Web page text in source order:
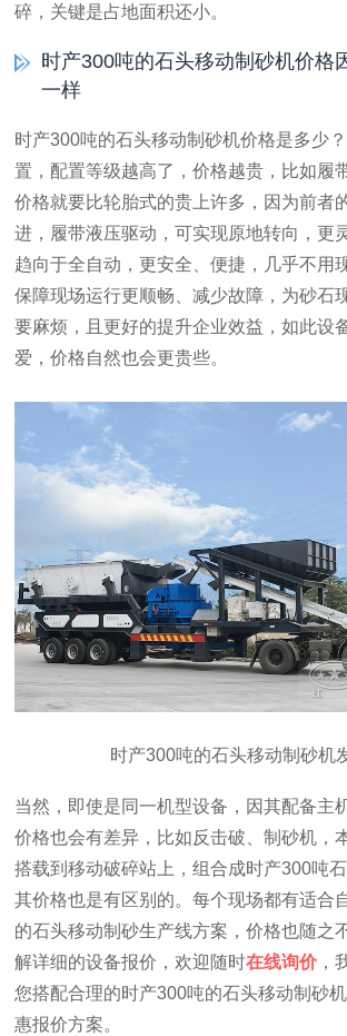
碎，关键是占地面积还小。
时产300吨的石头移动制砂机价格
一样
时产300吨的石头移动制砂机价格是多少
置，配置等级越高了，价格越贵，比如履
价格就要比轮胎式的贵上许多，因为前者
进，履带液压驱动，可实现原地转向，更
趋向于全自动，更安全、便捷，几乎不用
保障现场运行更顺畅、减少故障，为砂石
要麻烦，且更好的提升企业效益，如此设
爱，价格自然也会更贵些。
时产300吨的石头移动制砂机
当然，即使是同一机型设备，因其配备主
价格也会有差异，比如反击破、制砂机，
搭载到移动破碎站上，组合成时产300吨
其价格也是有区别的。每个现场都有适合
的石头移动制砂生产线方案，价格也随之
解详细的设备报价，欢迎随时在线询价 ，
您搭配合理的时产300吨的石头移动制砂
惠报价方案。